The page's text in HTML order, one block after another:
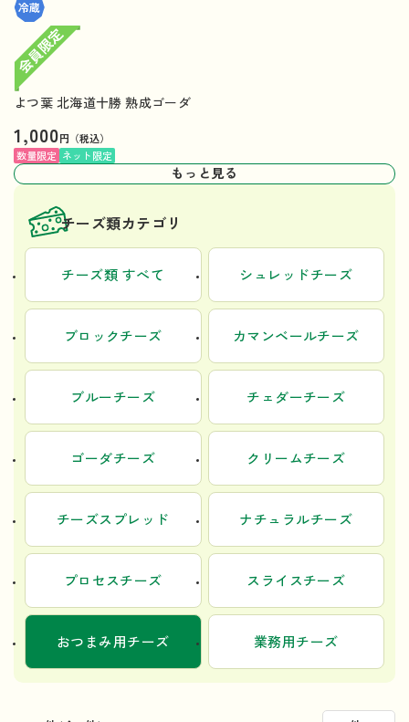
よつ葉 北海道十勝 熟成ゴーダ
1,000円（税込）
数量限定 ネット限定
もっと見る
チーズ類カテゴリ
チーズ類 すべて シュレッドチーズ
ブロックチーズ カマンベールチーズ
ブルーチーズ チェダーチーズ
ゴーダチーズ クリームチーズ
チーズスプレッド ナチュラルチーズ
プロセスチーズ スライスチーズ
おつまみ用チーズ 業務用チーズ